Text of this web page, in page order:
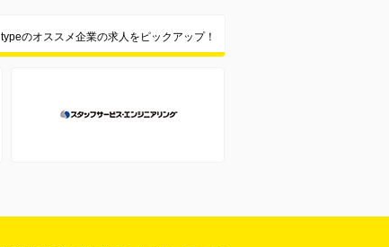
typeのオススメ企業の求人をピックアップ！